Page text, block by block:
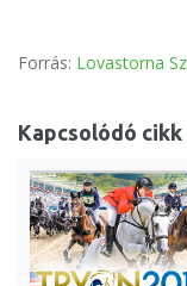
Forrás: Lovastorna
Kapcsolódó cikk